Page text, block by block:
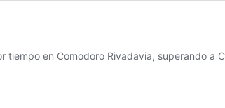
en Comodoro Rivadavia, superando a